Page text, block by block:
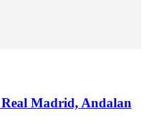
Madrid, Andalan